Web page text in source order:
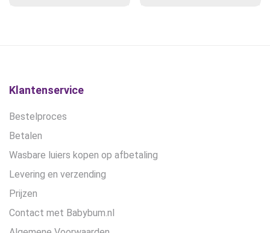
de
Klantenservice
Bestelproces
Betalen
Wasbare luiers kopen op afbetaling
Levering en verzending
Prijzen
Contact met Babybum.nl